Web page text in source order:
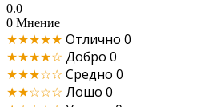
0.0
0 Мнение
★★★★★ Отлично 0
★★★★☆ Добро 0
★★★☆☆ Средно 0
★★☆☆☆ Лошо 0